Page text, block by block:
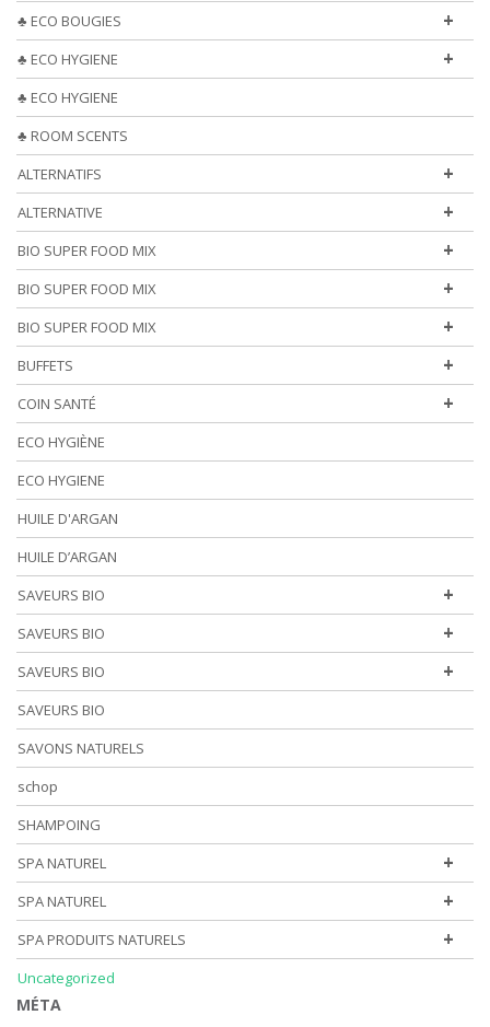
+
♣ ECO BOUGIES
+
♣ ECO HYGIENE
♣ ECO HYGIENE
♣ ROOM SCENTS
+
ALTERNATIFS
+
ALTERNATIVE
+
BIO SUPER FOOD MIX
+
BIO SUPER FOOD MIX
+
BIO SUPER FOOD MIX
+
BUFFETS
+
COIN SANTÉ
ECO HYGIÈNE
ECO HYGIENE
HUILE D'ARGAN
HUILE D’ARGAN
+
SAVEURS BIO
+
SAVEURS BIO
+
SAVEURS BIO
SAVEURS BIO
SAVONS NATURELS
schop
SHAMPOING
+
SPA NATUREL
+
SPA NATUREL
+
SPA PRODUITS NATURELS
Uncategorized
MÉTA